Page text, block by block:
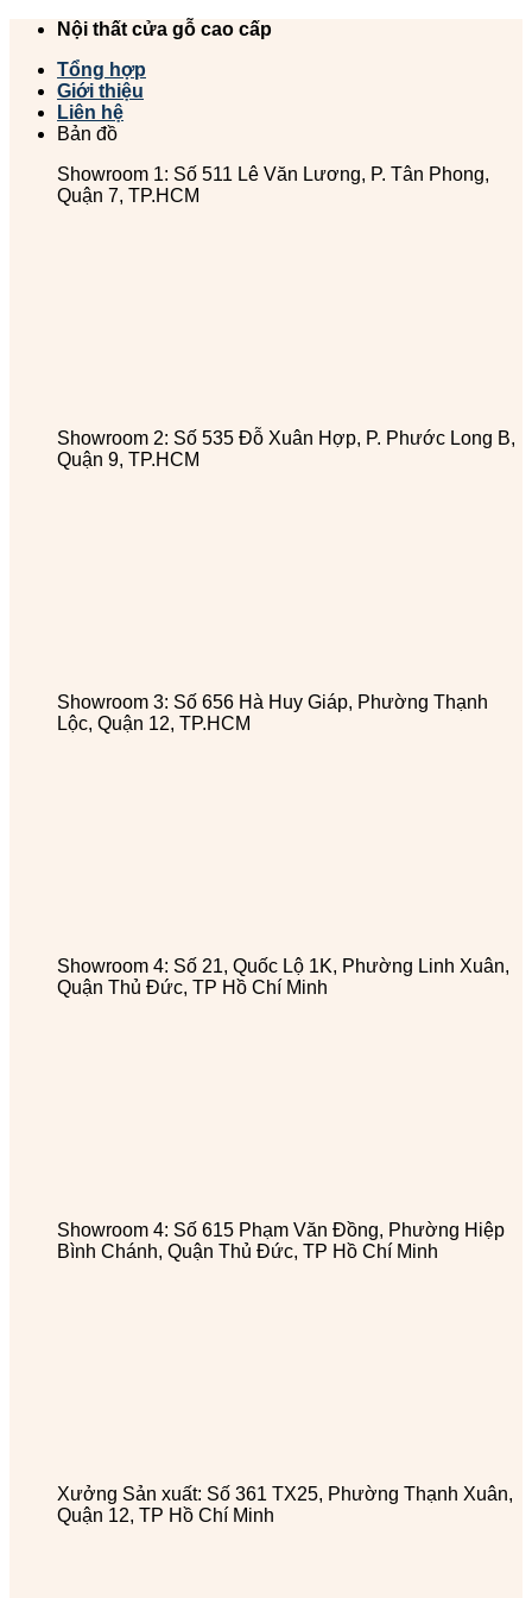
Chuyển
dung
Nội thất cửa gỗ cao cấp
Tổng hợp
Giới thiệu
Liên hệ
Bản đồ
Showroom 1: Số 511 Lê Văn Lương, P. Tân Phong,
Quận 7, TP.HCM
Showroom 2: Số 535 Đỗ Xuân Hợp, P. Phước Long B,
Quận 9, TP.HCM
Showroom 3: Số 656 Hà Huy Giáp, Phường Thạnh
Lộc, Quận 12, TP.HCM
Showroom 4: Số 21, Quốc Lộ 1K, Phường Linh Xuân,
Quận Thủ Đức, TP Hồ Chí Minh
Showroom 4: Số 615 Phạm Văn Đồng, Phường Hiệp
Bình Chánh, Quận Thủ Đức, TP Hồ Chí Minh
Xưởng Sản xuất: Số 361 TX25, Phường Thạnh Xuân,
Quận 12, TP Hồ Chí Minh